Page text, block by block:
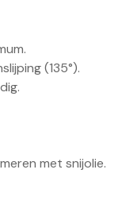
(135°).
met snijolie.